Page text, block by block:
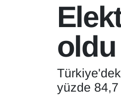
oldu
yüzde
Bölge Haberleri
Deprem
Dernekler, Odalar
Süper Lig Puan
Tüm Manşetler
Son Dakika Haberleri
Haber Arşivi